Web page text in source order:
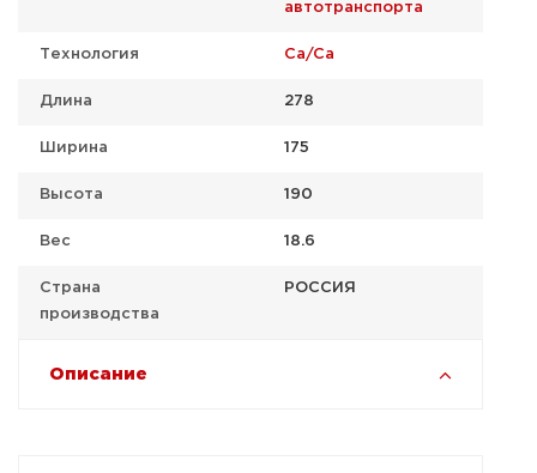
автотранспорта
Технология Ca/Ca
Длина 278
Ширина 175
Высота 190
Вес 18.6
Страна
производства
РОССИЯ
Описание